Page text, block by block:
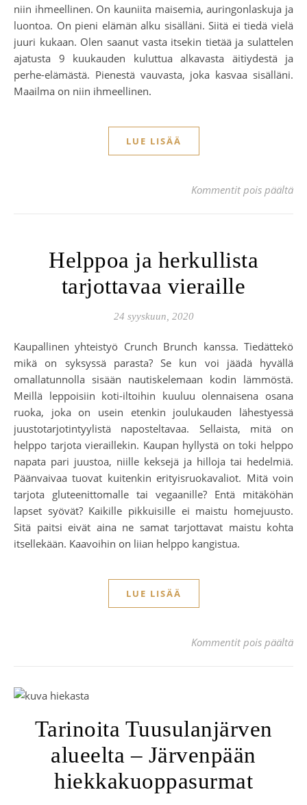
niin ihmeellinen. On kauniita maisemia, auringonlaskuja ja
luontoa. On pieni elämän alku sisälläni. Siitä ei tiedä vielä
juuri kukaan. Olen saanut vasta itsekin tietää ja sulattelen
ajatusta 9 kuukauden kuluttua alkavasta äitiydestä ja
perhe-elämästä. Pienestä vauvasta, joka kasvaa sisälläni.
Maailma on niin ihmeellinen.
LUE LISÄÄ
Kommentit pois päältä
Helppoa ja herkullista
tarjottavaa vieraille
24 syyskuun, 2020
Kaupallinen yhteistyö Crunch Brunch kanssa. Tiedättekö
mikä on syksyssä parasta? Se kun voi jäädä hyvällä
omallatunnolla sisään nautiskelemaan kodin lämmöstä.
Meillä leppoisiin koti-iltoihin kuuluu olennaisena osana
ruoka, joka on usein etenkin joulukauden lähestyessä
juustotarjotintyylistä naposteltavaa. Sellaista, mitä on
helppo tarjota vieraillekin. Kaupan hyllystä on toki helppo
napata pari juustoa, niille keksejä ja hilloja tai hedelmiä.
Päänvaivaa tuovat kuitenkin erityisruokavaliot. Mitä voin
tarjota gluteenittomalle tai vegaanille? Entä mitäköhän
lapset syövät? Kaikille pikkuisille ei maistu homejuusto.
Sitä paitsi eivät aina ne samat tarjottavat maistu kohta
itsellekään. Kaavoihin on liian helppo kangistua.
LUE LISÄÄ
Kommentit pois päältä
Tarinoita Tuusulanjärven
alueelta – Järvenpään
hiekkakuoppasurmat